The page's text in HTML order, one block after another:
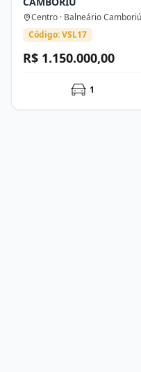
Centro · Balneário Camboriú
Código: VSL17
R$ 1.150.000,00
1